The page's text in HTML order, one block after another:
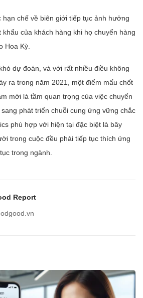
hạn chế về biên giới tiếp tục ảnh hưởng
khẩu của khách hàng khi họ chuyển hàng
Hoa Kỳ.
dự đoán, và với rất nhiều điều không
ra trong năm 2021, một điểm mấu chốt
mới là tầm quan trọng của việc chuyển
phát triển chuỗi cung ứng vững chắc
phù hợp với hiện tại đặc biệt là bây
trong cuộc đều phải tiếp tục thích ứng
trong ngành.
Report